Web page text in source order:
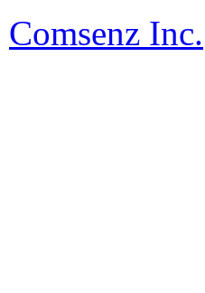
Comsenz Inc.